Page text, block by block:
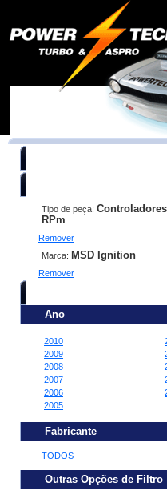
Tipo de peça:
RPm
Remover
Marca: MSD Ignition
Remover
Ano
2010
2009
2008
2007
2006
2005
Fabricante
TODOS
Outras Opções de Filtro